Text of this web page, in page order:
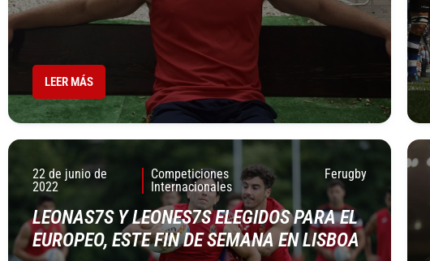
LEER MÁS
22 de junio de
2022
Competiciones
Internacionales
Ferugby
LEONAS7S Y LEONES7S ELEGIDOS PARA EL
EUROPEO, ESTE FIN DE SEMANA EN LISBOA